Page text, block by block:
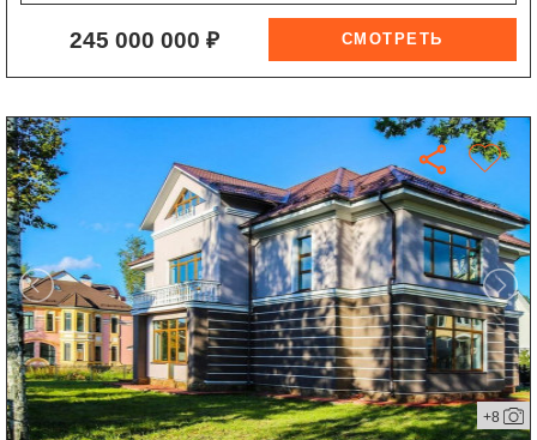
245 000 000 ₽
+8